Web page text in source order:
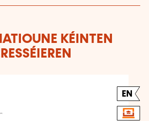
KÉINTEN
EN